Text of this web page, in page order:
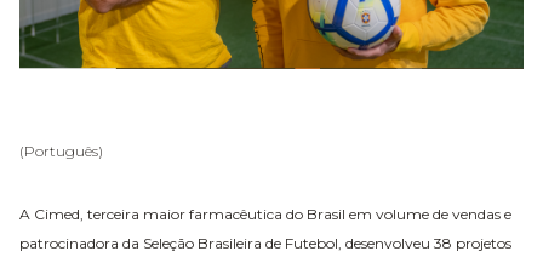
(Português)
A Cimed, terceira maior farmacêutica do Brasil em volume de vendas e
patrocinadora da Seleção Brasileira de Futebol, desenvolveu 38 projetos